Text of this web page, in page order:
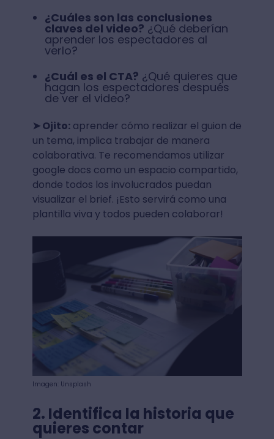
¿Cuáles son las conclusiones
claves del video? ¿Qué deberían
aprender los espectadores al
verlo?
¿Cuál es el CTA? ¿Qué quieres que
hagan los espectadores después
de ver el video?
➤ Ojito:aprender cómo realizar el guion de
un tema, implica trabajar de manera
colaborativa. Te recomendamos utilizar
google docs como un espacio compartido,
donde todos los involucrados puedan
visualizar el brief. ¡Esto servirá como una
plantilla viva y todos pueden colaborar!
Imagen: Unsplash
2. Identifica la historia que
quieres contar